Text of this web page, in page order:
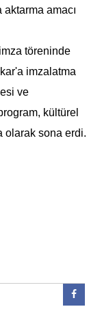
amacı
töreninde
imzalatma
ve
kültürel
olarak sona erdi.